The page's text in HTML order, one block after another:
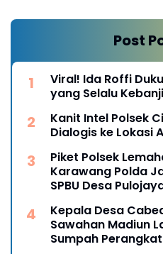
Post
Viral! Ida Roffi
yang Selalu
Kanit Intel Polsek
Dialogis ke Lokasi
Piket Polsek
Karawang Polda
SPBU Desa
Kepala Desa
Sawahan Madiun
Sumpah